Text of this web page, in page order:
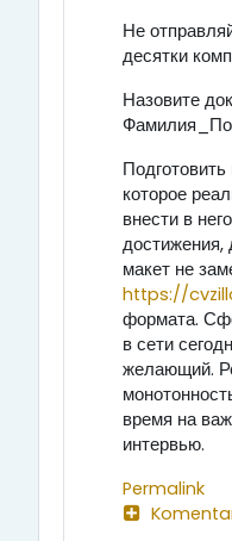
Не
десятки
Назовите
которое
внести в
достижения,
макет не
https://
формата.
в сети
желающий.
время на
интервью.
Permalink